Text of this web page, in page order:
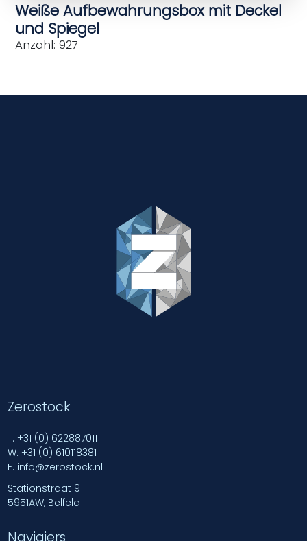
Weiße Aufbewahrungsbox mit Deckel
und Spiegel
Anzahl: 927
Zerostock
T. +31 (0) 622887011
W. +31 (0) 610118381
E. info@zerostock.nl
Stationstraat 9
5951AW, Belfeld